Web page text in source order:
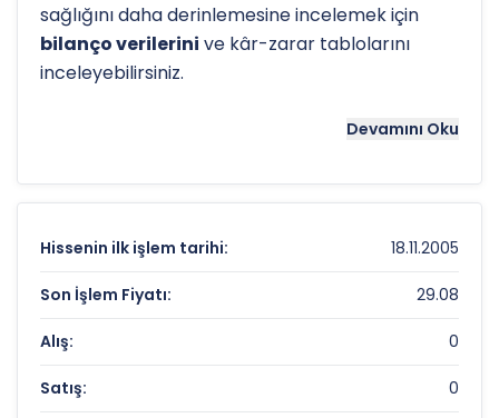
sağlığını daha derinlemesine incelemek için
bilanço verilerini ve kâr-zarar tablolarını
inceleyebilirsiniz.
Hissenin uzun vadeli trendini ve potansiyel
analizgöstergeleri önemli bir araçtır. Hissenin
43.06 TLolan 52 haftalık zirvesi ve21.38 TLolan
dip seviyesi, analistlerin
belirlemelerinde referans noktaları olarak
kullanılır. VAKBN
analizlerineteknik analiz sayfamızdan
ulaşabilirsiniz.
VAKIFLAR BANKASI Fiyat ve Getiri Karnesi
Devamını Oku
Hissenin ilk işlem tarihi: 18.11.2005
Son İşlem Fiyatı: 29.08
Alış: 0
Satış: 0